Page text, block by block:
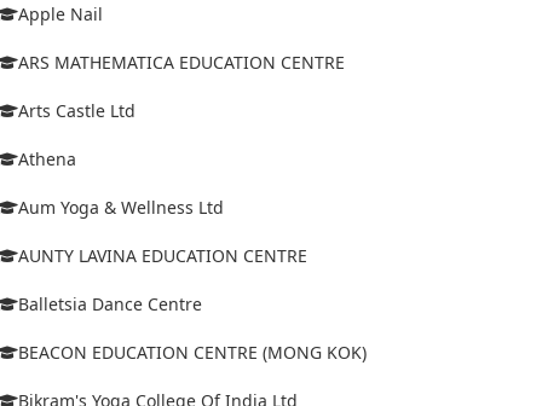
Apple Nail
ARS MATHEMATICA EDUCATION CENTRE
Arts Castle Ltd
Athena
Aum Yoga & Wellness Ltd
AUNTY LAVINA EDUCATION CENTRE
Balletsia Dance Centre
BEACON EDUCATION CENTRE (MONG KOK)
Bikram's Yoga College Of India Ltd